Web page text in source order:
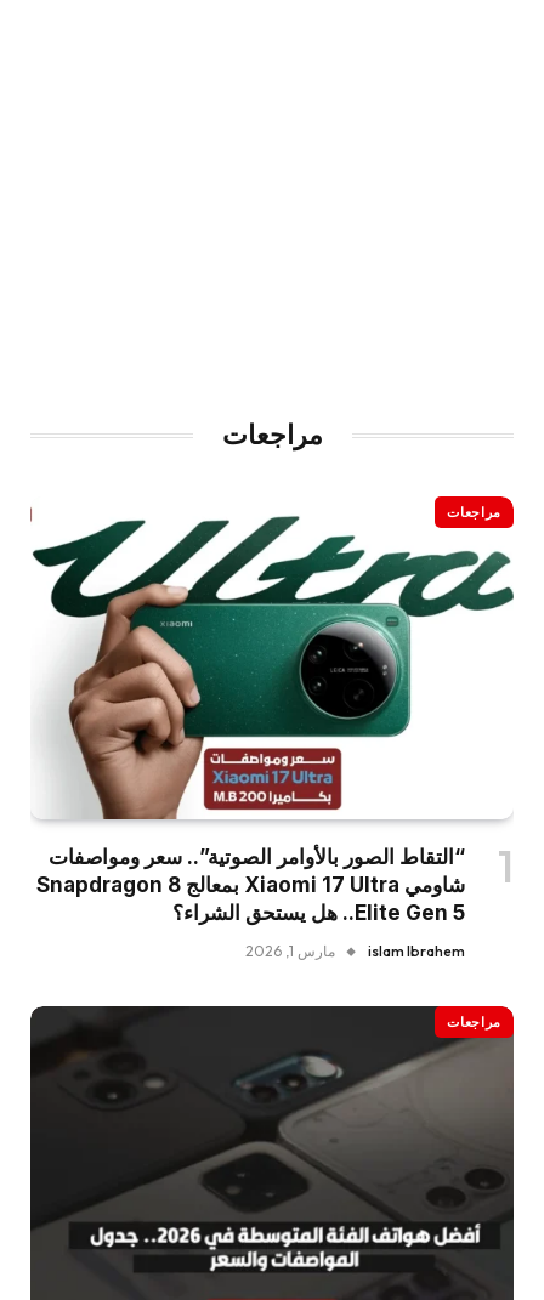
مراجعات
مراجعات
“التقاط الصور بالأوامر الصوتية”.. سعر ومواصفات
شاومي Xiaomi 17 Ultra بمعالج Snapdragon 8
Elite Gen 5.. هل يستحق الشراء؟
islam Ibrahem مارس 1, 2026
مراجعات